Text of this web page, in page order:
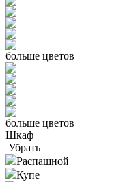
больше цветов
больше цветов
Шкаф
Убрать
Распашной
Купе